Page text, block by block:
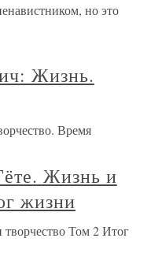
но это
Жизнь.
Время
Жизнь и
жизни
Том 2 Итог